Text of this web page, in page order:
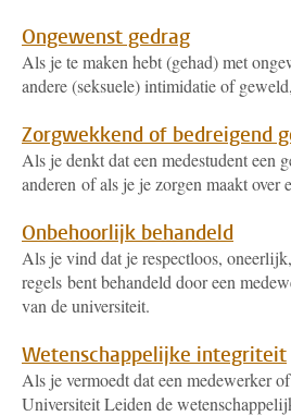
Ongewenst gedrag
Als je te maken hebt (gehad) met
andere (seksuele) intimidatie of
Zorgwekkend of bedreigend
Als je denkt dat een medestudent een
anderen of als je je zorgen maakt over
Onbehoorlijk behandeld
Als je vind dat je respectloos,
regels bent behandeld door een
van de universiteit.
Wetenschappelijke integriteit
Als je vermoedt dat een medewerker
Universiteit Leiden de